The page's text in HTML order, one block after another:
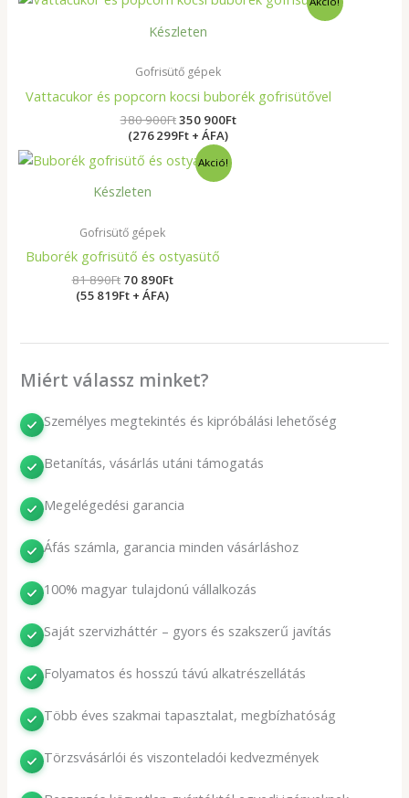
Készleten
Gofrisütő gépek
Vattacukor és popcorn kocsi buborék gofrisütővel
380 900Ft
was:
380
350 900Ft
(276 299Ft + ÁFA)
Akció!
Készleten
Gofrisütő gépek
Buborék gofrisütő és ostyasütő
81 890Ft
Original
was:
70 890Ft
Current
price
(55 819Ft + ÁFA)
Miért válassz minket?
Személyes megtekintés és kipróbálási lehetőség
Betanítás, vásárlás utáni támogatás
Megelégedési garancia
Áfás számla, garancia minden vásárláshoz
100% magyar tulajdonú vállalkozás
Saját szervizháttér – gyors és szakszerű javítás
Folyamatos és hosszú távú alkatrészellátás
Több éves szakmai tapasztalat, megbízhatóság
Törzsvásárlói és viszonteladói kedvezmények